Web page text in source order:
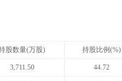
股数量(万股) 持股比例(%)
3,711.50 44.72